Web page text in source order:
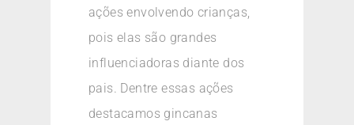
ações envolvendo crianças,
pois elas são grandes
influenciadoras diante dos
pais. Dentre essas ações
destacamos gincanas